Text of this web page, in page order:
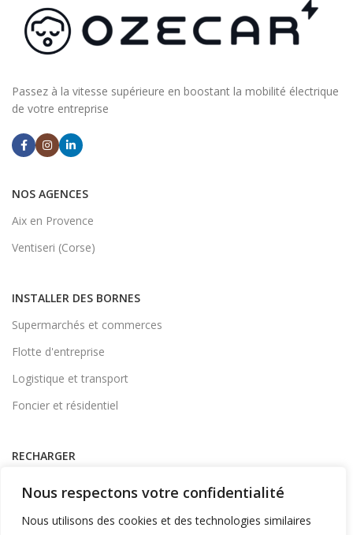
Nous respectons votre confidentialité
Nous utilisons des cookies et des technologies similaires
Passez à la vitesse supérieure en boostant la mobilité électrique
de votre entreprise
NOS AGENCES
Aix en Provence
Ventiseri (Corse)
INSTALLER DES BORNES
Supermarchés et commerces
Flotte d'entreprise
Logistique et transport
Foncier et résidentiel
RECHARGER